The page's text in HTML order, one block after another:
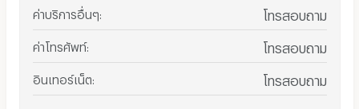
ค่าบริการอื่นๆ โทรสอบถาม
ค่าโทรศัพท์: โทรสอบถาม
อินเทอร์เน็ต โทรสอบถาม